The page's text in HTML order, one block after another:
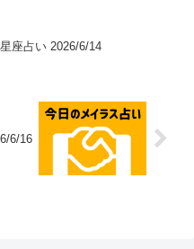
座占い 2026/6/14
6/16